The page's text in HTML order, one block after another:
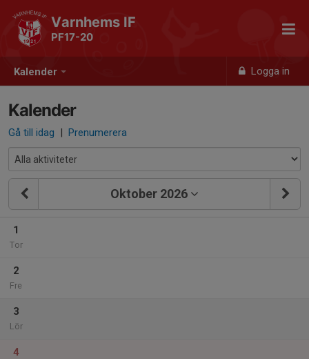
Kalender Logga in
Varnhems IF
PF17-20
Kalender
Gå till idag | Prenumerera
Oktober 2026
1
Tor
2
Fre
3
Lör
4